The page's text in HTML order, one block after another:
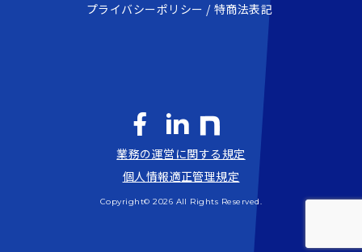
プライバシーポリシー
特商法表記
業務の運営に関する規定
個人情報適正管理規定
Copyright© 2026 All Rights Reserved.